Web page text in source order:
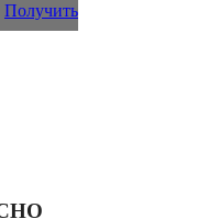
Получить